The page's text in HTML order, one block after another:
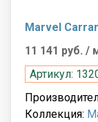
Marvel
11 141 руб. /
Артикул:
Коллекция: